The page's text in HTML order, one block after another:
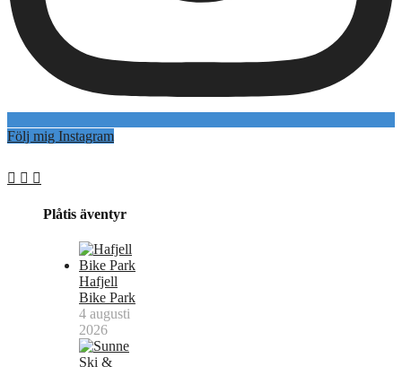
Följ mig Instagram
Plåtis äventyr
Hafjell
Bike Park
4 augusti
2026